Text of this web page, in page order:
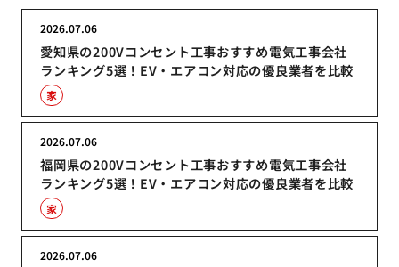
愛知県の200Vコンセント工事おすすめ電気工事会社
ランキング5選！EV・エアコン対応の優良業者を比較
2026.07.06
家
福岡県の200Vコンセント工事おすすめ電気工事会社
ランキング5選！EV・エアコン対応の優良業者を比較
2026.07.06
家
2026.07.06